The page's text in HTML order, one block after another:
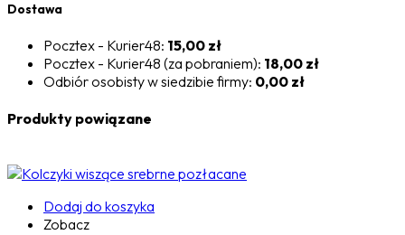
Dostawa
Pocztex - Kurier48: 15,00 zł
Pocztex - Kurier48 (za pobraniem): 18,00 zł
Odbiór osobisty w siedzibie firmy: 0,00 zł
Produkty powiązane
Dodaj do koszyka
Zobacz